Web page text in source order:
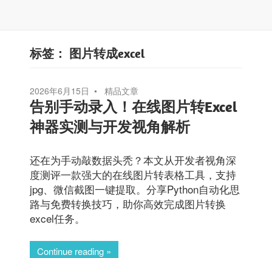
标签： 图片转成excel
2026年6月15日 精品文章
告别手动录入！在线图片转Excel
神器实测与开发视角解析
还在为手动敲数据头秃？本文从开发者视角深
度测评一款强大的在线图片转表格工具，支持
jpg、微信截图一键提取。分享Python自动化思
路与免费转换技巧，助你高效完成图片转换
excel任务。
Continue reading